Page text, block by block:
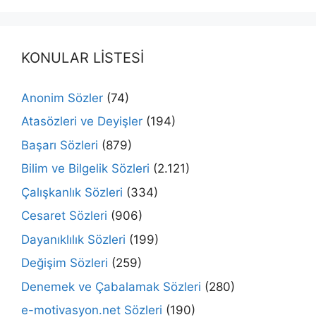
KONULAR LİSTESİ
Anonim Sözler (74)
Atasözleri ve Deyişler (194)
Başarı Sözleri (879)
Bilim ve Bilgelik Sözleri (2.121)
Çalışkanlık Sözleri (334)
Cesaret Sözleri (906)
Dayanıklılık Sözleri (199)
Değişim Sözleri (259)
Denemek ve Çabalamak Sözleri (280)
e-motivasyon.net Sözleri (190)